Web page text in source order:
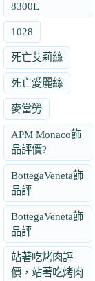
8300L
1028
死亡艾莉絲
死亡愛麗絲
麥當勞
APM Monaco飾
品評價?
BottegaVeneta飾
品評
BottegaVeneta飾
品評
站著吃烤肉評
價，站著吃烤肉